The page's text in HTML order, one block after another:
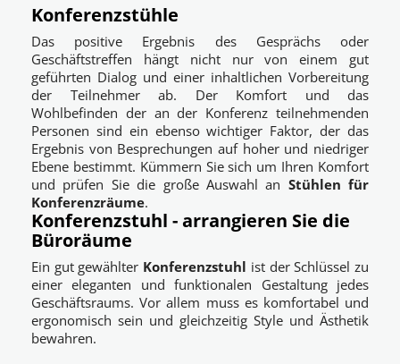
Konferenzstühle
Das positive Ergebnis des Gesprächs oder
Geschäftstreffen hängt nicht nur von einem gut
geführten Dialog und einer inhaltlichen Vorbereitung
der Teilnehmer ab. Der Komfort und das
Wohlbefinden der an der Konferenz teilnehmenden
Personen sind ein ebenso wichtiger Faktor, der das
Ergebnis von Besprechungen auf hoher und niedriger
Ebene bestimmt. Kümmern Sie sich um Ihren Komfort
und prüfen Sie die große Auswahl an Stühlen für
Konferenzräume.
Konferenzstuhl - arrangieren Sie die
Büroräume
Ein gut gewählter Konferenzstuhl ist der Schlüssel zu
einer eleganten und funktionalen Gestaltung jedes
Geschäftsraums. Vor allem muss es komfortabel und
ergonomisch sein und gleichzeitig Style und Ästhetik
bewahren.